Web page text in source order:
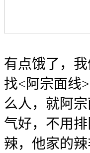
有点饿了，
找<阿宗面线
么人，就阿
气好，不用
辣，他家的